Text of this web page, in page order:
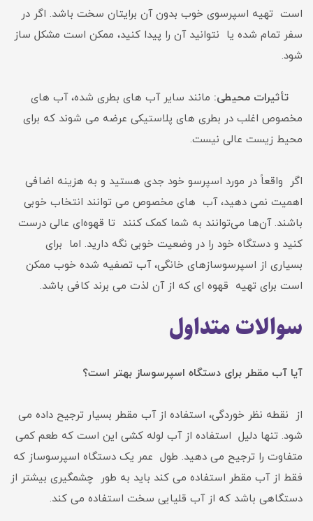
است تهیه اسپرسوی خوب بدون آن برایتان سخت باشد. اگر در
سفر تمام شده یا نتوانید آن را پیدا کنید، ممکن است مشکل ساز
شود.
تأثیرات محیطی: مانند سایر آب های بطری شده، آب های
مخصوص اغلب در بطری های پلاستیکی عرضه می شوند که برای
محیط زیست عالی نیست.
اگر واقعاً در مورد اسپرسو خود جدی هستید و به هزینه اضافی
اهمیت نمی دهید، آب های مخصوص می توانند انتخاب خوبی
باشند. آن‌ها می‌توانند به شما کمک کنند تا قهوه‌ای عالی درست
کنید و دستگاه خود را در وضعیت خوبی نگه دارید. اما برای
بسیاری از اسپرسوسازهای خانگی، آب تصفیه شده خوب ممکن
است برای تهیه قهوه ای که از آن لذت می برند کافی باشد.
سوالات متداول
آیا آب مقطر برای دستگاه اسپرسوساز بهتر است؟
از نقطه نظر خوردگی، استفاده از آب مقطر بسیار ترجیح داده می
شود. تنها دلیل استفاده از آب لوله کشی این است که طعم کمی
متفاوت را ترجیح می دهید. طول عمر یک دستگاه اسپرسوساز که
فقط از آب مقطر استفاده می کند باید به طور چشمگیری بیشتر از
دستگاهی باشد که از آب قلیایی سخت استفاده می کند.